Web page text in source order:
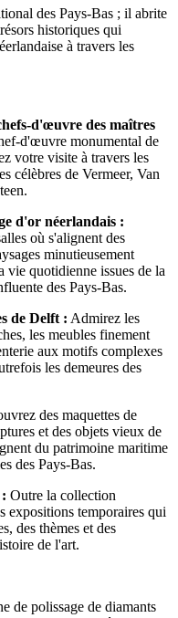
des Pays-Bas ; il abrite
historiques qui
à travers les
d'œuvre des maîtres
d'œuvre monumental de
votre visite à travers les
célèbres de Vermeer, Van
d'or néerlandais :
où s'alignent des
minutieusement
vie quotidienne issues de la
des Pays-Bas.
de Delft : Admirez les
les meubles finement
aux motifs complexes
les demeures des
des maquettes de
et des objets vieux de
du patrimoine maritime
des Pays-Bas.
Outre la collection
expositions temporaires qui
des thèmes et des
de l'art.
de polissage de diamants